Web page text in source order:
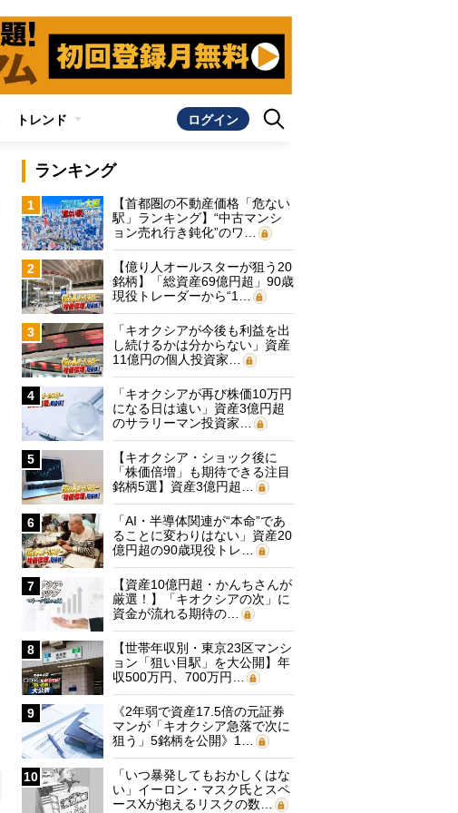
トレンド ログイン
ランキング
1
【首都圏の不動産価格「危ない
駅」ランキング】“中古マンシ
ョン売れ行き鈍化”のワ…
2
【億り人オールスターが狙う20
銘柄】「総資産69億円超」90歳
現役トレーダーから“1…
3
「キオクシアが今後も利益を出
し続けるかは分からない」資産
11億円の個人投資家…
4
「キオクシアが再び株価10万円
になる日は遠い」資産3億円超
のサラリーマン投資家…
5
【キオクシア・ショック後に
「株価倍増」も期待できる注目
銘柄5選】資産3億円超…
6
「AI・半導体関連が“本命”であ
ることに変わりはない」資産20
億円超の90歳現役トレ…
7
【資産10億円超・かんちさんが
厳選！】「キオクシアの次」に
資金が流れる期待の…
8
【世帯年収別・東京23区マンシ
ョン「狙い目駅」を大公開】年
収500万円、700万円…
9
《2年弱で資産17.5倍の元証券
マンが「キオクシア急落で次に
狙う」5銘柄を公開》1…
10
「いつ暴発してもおかしくはな
い」イーロン・マスク氏とスペ
ースXが抱えるリスクの数…